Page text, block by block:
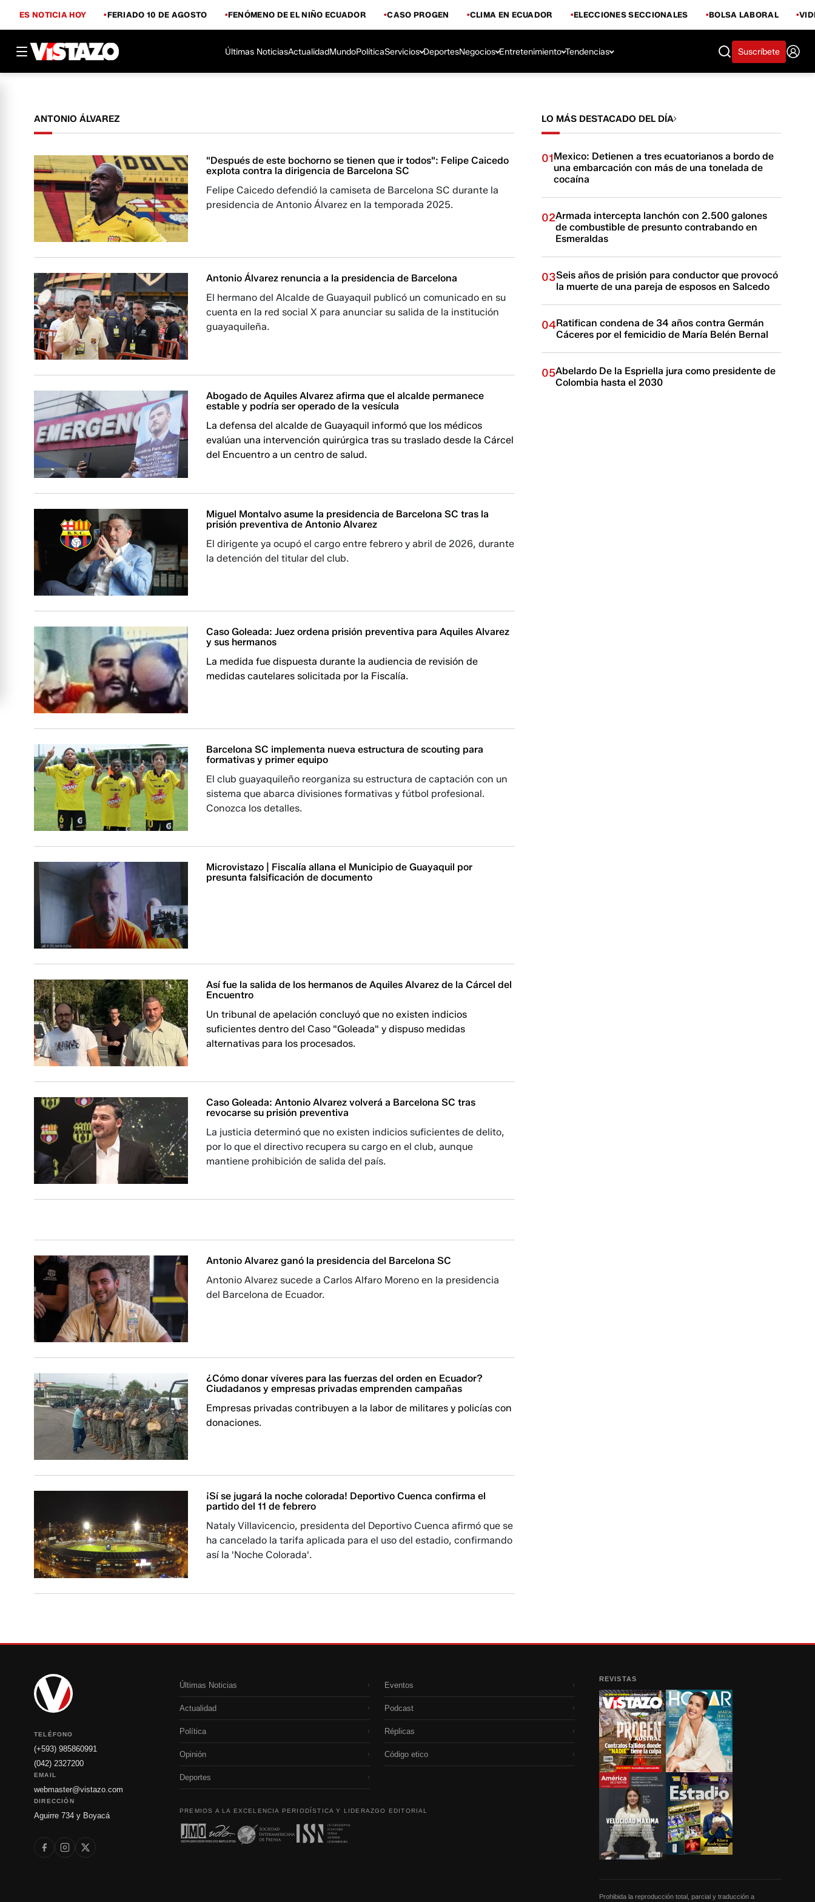
ES NOTICIA HOY FERIADO 10 DE AGOSTO FENÓMENO DE EL NIÑO ECUADOR CASO PROGEN CLIMA EN ECUADOR ELECCIONES SECCIONALES BOLSA LABORAL
Últimas NoticiasActualidadMundoPolíticaServicios DeportesNegocios Entretenimiento Tendencias Suscríbete
ANTONIO ÁLVAREZ
"Después de este bochorno se tienen que ir todos": Felipe Caicedo
explota contra la dirigencia de Barcelona SC
Felipe Caicedo defendió la camiseta de Barcelona SC durante la
presidencia de Antonio Álvarez en la temporada 2025.
Antonio Álvarez renuncia a la presidencia de Barcelona
El hermano del Alcalde de Guayaquil publicó un comunicado en su
cuenta en la red social X para anunciar su salida de la institución
guayaquileña.
Abogado de Aquiles Alvarez afirma que el alcalde permanece
estable y podría ser operado de la vesícula
La defensa del alcalde de Guayaquil informó que los médicos
evalúan una intervención quirúrgica tras su traslado desde la Cárcel
del Encuentro a un centro de salud.
Miguel Montalvo asume la presidencia de Barcelona SC tras la
prisión preventiva de Antonio Alvarez
El dirigente ya ocupó el cargo entre febrero y abril de 2026, durante
la detención del titular del club.
Caso Goleada: Juez ordena prisión preventiva para Aquiles Alvarez
y sus hermanos
La medida fue dispuesta durante la audiencia de revisión de
medidas cautelares solicitada por la Fiscalía.
Barcelona SC implementa nueva estructura de scouting para
formativas y primer equipo
El club guayaquileño reorganiza su estructura de captación con un
sistema que abarca divisiones formativas y fútbol profesional.
Conozca los detalles.
Microvistazo | Fiscalía allana el Municipio de Guayaquil por
presunta falsificación de documento
Así fue la salida de los hermanos de Aquiles Alvarez de la Cárcel del
Encuentro
Un tribunal de apelación concluyó que no existen indicios
suficientes dentro del Caso "Goleada" y dispuso medidas
alternativas para los procesados.
Caso Goleada: Antonio Alvarez volverá a Barcelona SC tras
revocarse su prisión preventiva
La justicia determinó que no existen indicios suficientes de delito,
por lo que el directivo recupera su cargo en el club, aunque
mantiene prohibición de salida del país.
Antonio Alvarez ganó la presidencia del Barcelona SC
Antonio Alvarez sucede a Carlos Alfaro Moreno en la presidencia
del Barcelona de Ecuador.
¿Cómo donar víveres para las fuerzas del orden en Ecuador?
Ciudadanos y empresas privadas emprenden campañas
Empresas privadas contribuyen a la labor de militares y policías con
donaciones.
¡Sí se jugará la noche colorada! Deportivo Cuenca confirma el
partido del 11 de febrero
Nataly Villavicencio, presidenta del Deportivo Cuenca afirmó que se
ha cancelado la tarifa aplicada para el uso del estadio, confirmando
así la 'Noche Colorada'.
LO MÁS DESTACADO DEL DÍA
01Mexico: Detienen a tres ecuatorianos a bordo de
una embarcación con más de una tonelada de
cocaína
02Armada intercepta lanchón con 2.500 galones
de combustible de presunto contrabando en
Esmeraldas
03Seis años de prisión para conductor que provocó
la muerte de una pareja de esposos en Salcedo
04Ratifican condena de 34 años contra Germán
Cáceres por el femicidio de María Belén Bernal
05Abelardo De la Espriella jura como presidente de
Colombia hasta el 2030
TELÉFONO
(+593) 985860991
(042) 2327200
EMAIL
webmaster@vistazo.com
DIRECCIÓN
Aguirre 734 y Boyacá
Últimas Noticias ›
Actualidad ›
Política ›
Opinión ›
Deportes ›
Eventos ›
Podcast ›
Réplicas ›
Código etico ›
PREMIOS A LA EXCELENCIA PERIODÍSTICA Y LIDERAZGO EDITORIAL
REVISTAS
Prohibida la reproducción total, parcial y traducción a